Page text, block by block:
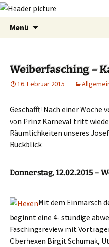
Menü
Weiberfasching –
16. Februar 2015
Geschafft! Nach einer
von Prinz Karneval tritt
Räumlichkeiten unseres
Rückblick:
Donnerstag, 12.02.2015 –
Mit dem Einmarsch
beginnt eine 4- stündige
Faschingsreview mit
Oberhexen Birgit Schumak,